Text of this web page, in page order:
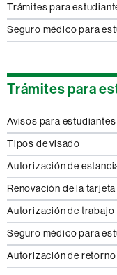
Trámites para
Seguro médico para
Trámites para
Avisos para
Tipos de visado
Autorización de
Renovación de la tarjeta
Autorización de trabajo
Seguro médico para
Autorización de retorno